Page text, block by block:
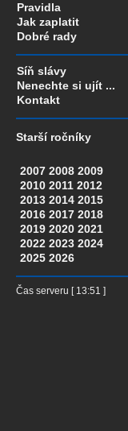
Pravidla
Jak zaplatit
Dobré rady
Síň slávy
Nenechte si ujít ...
Kontakt
Starší ročníky
2007 2008 2009
2010 2011 2012
2013 2014 2015
2016 2017 2018
2019 2020 2021
2022 2023 2024
2025 2026
Čas serveru [ 13:51 ]